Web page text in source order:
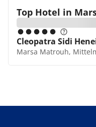
Top Hotel in
Cleopatra Sidi
Marsa Matrouh,